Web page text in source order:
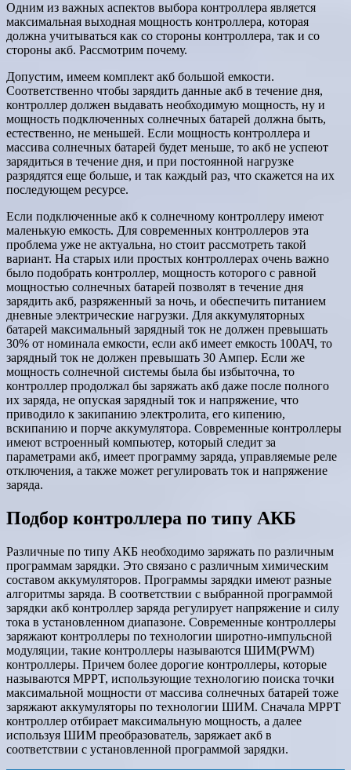
Одним из важных аспектов выбора контроллера является
максимальная выходная мощность контроллера, которая
должна учитываться как со стороны контроллера, так и со
стороны акб. Рассмотрим почему.
Допустим, имеем комплект акб большой емкости.
Соответственно чтобы зарядить данные акб в течение дня,
контроллер должен выдавать необходимую мощность, ну и
мощность подключенных солнечных батарей должна быть,
естественно, не меньшей. Если мощность контроллера и
массива солнечных батарей будет меньше, то акб не успеют
зарядиться в течение дня, и при постоянной нагрузке
разрядятся еще больше, и так каждый раз, что скажется на их
последующем ресурсе.
Если подключенные акб к солнечному контроллеру имеют
маленькую емкость. Для современных контроллеров эта
проблема уже не актуальна, но стоит рассмотреть такой
вариант. На старых или простых контроллерах очень важно
было подобрать контроллер, мощность которого с равной
мощностью солнечных батарей позволят в течение дня
зарядить акб, разряженный за ночь, и обеспечить питанием
дневные электрические нагрузки. Для аккумуляторных
батарей максимальный зарядный ток не должен превышать
30% от номинала емкости, если акб имеет емкость 100АЧ, то
зарядный ток не должен превышать 30 Ампер. Если же
мощность солнечной системы была бы избыточна, то
контроллер продолжал бы заряжать акб даже после полного
их заряда, не опуская зарядный ток и напряжение, что
приводило к закипанию электролита, его кипению,
вскипанию и порче аккумулятора. Современные контроллеры
имеют встроенный компьютер, который следит за
параметрами акб, имеет программу заряда, управляемые реле
отключения, а также может регулировать ток и напряжение
заряда.
Подбор контроллера по типу АКБ
Различные по типу АКБ необходимо заряжать по различным
программам зарядки. Это связано с различным химическим
составом аккумуляторов. Программы зарядки имеют разные
алгоритмы заряда. В соответствии с выбранной программой
зарядки акб контроллер заряда регулирует напряжение и силу
тока в установленном диапазоне. Современные контроллеры
заряжают контроллеры по технологии широтно-импульсной
модуляции, такие контроллеры называются ШИМ(PWM)
контроллеры. Причем более дорогие контроллеры, которые
называются MPPT, использующие технологию поиска точки
максимальной мощности от массива солнечных батарей тоже
заряжают аккумуляторы по технологии ШИМ. Сначала MPPT
контроллер отбирает максимальную мощность, а далее
используя ШИМ преобразователь, заряжает акб в
соответствии с установленной программой зарядки.